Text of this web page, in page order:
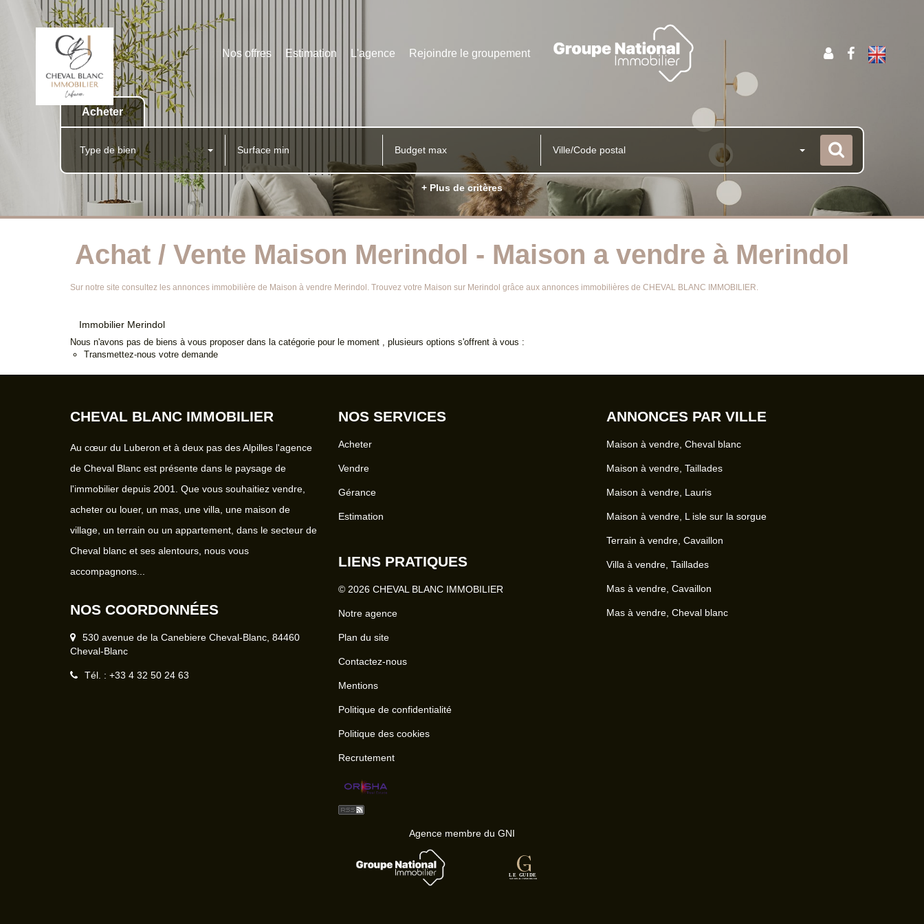
Nos offres Estimation L'agence Rejoindre le groupement
Acheter
Type de bien Ville/Code postal
+ Plus de critères
Achat / Vente Maison Merindol - Maison a vendre à Merindol
Sur notre site consultez les annonces immobilière de Maison à vendre Merindol. Trouvez votre Maison sur Merindol grâce aux annonces immobilières de CHEVAL BLANC IMMOBILIER.
Immobilier Merindol
Nous n'avons pas de biens à vous proposer dans la catégorie pour le moment , plusieurs options s'offrent à vous :
Transmettez-nous votre demande
CHEVAL BLANC IMMOBILIER
Au cœur du Luberon et à deux pas des Alpilles l'agence
de Cheval Blanc est présente dans le paysage de
l'immobilier depuis 2001. Que vous souhaitiez vendre,
acheter ou louer, un mas, une villa, une maison de
village, un terrain ou un appartement, dans le secteur de
Cheval blanc et ses alentours, nous vous
accompagnons...
NOS COORDONNÉES
530 avenue de la Canebiere Cheval-Blanc, 84460
Cheval-Blanc
Tél. : +33 4 32 50 24 63
NOS SERVICES
Acheter
Vendre
Gérance
Estimation
LIENS PRATIQUES
© 2026 CHEVAL BLANC IMMOBILIER
Notre agence
Plan du site
Contactez-nous
Mentions
Politique de confidentialité
Politique des cookies
Recrutement
Agence membre du GNI
ANNONCES PAR VILLE
Maison à vendre, Cheval blanc
Maison à vendre, Taillades
Maison à vendre, Lauris
Maison à vendre, L isle sur la sorgue
Terrain à vendre, Cavaillon
Villa à vendre, Taillades
Mas à vendre, Cavaillon
Mas à vendre, Cheval blanc